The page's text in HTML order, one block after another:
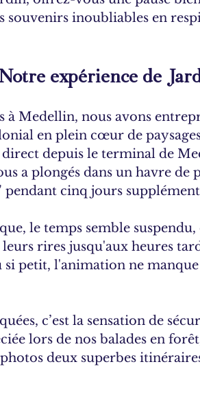
souvenirs inoubliables en
expérience de
à Medellin, nous avons
en plein cœur de
direct depuis le terminal de
a plongés dans un havre de
pendant cinq jours
le temps semble
rires jusqu'aux heures
petit, l'animation ne manque
c’est la sensation de
lors de nos balades en
deux superbes